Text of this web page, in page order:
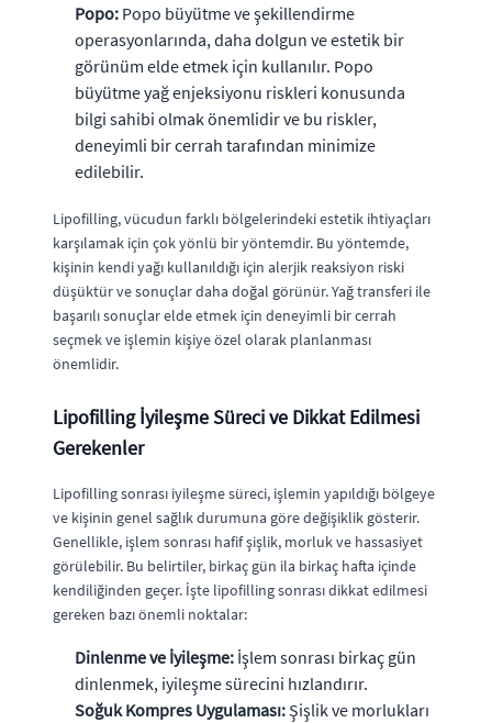
Popo: Popo büyütme ve şekillendirme
operasyonlarında, daha dolgun ve estetik bir
görünüm elde etmek için kullanılır. Popo
büyütme yağ enjeksiyonu riskleri konusunda
bilgi sahibi olmak önemlidir ve bu riskler,
deneyimli bir cerrah tarafından minimize
edilebilir.
Lipofilling, vücudun farklı bölgelerindeki estetik ihtiyaçları
karşılamak için çok yönlü bir yöntemdir. Bu yöntemde,
kişinin kendi yağı kullanıldığı için alerjik reaksiyon riski
düşüktür ve sonuçlar daha doğal görünür. Yağ transferi ile
başarılı sonuçlar elde etmek için deneyimli bir cerrah
seçmek ve işlemin kişiye özel olarak planlanması
önemlidir.
Lipofilling İyileşme Süreci ve Dikkat Edilmesi
Gerekenler
Lipofilling sonrası iyileşme süreci, işlemin yapıldığı bölgeye
ve kişinin genel sağlık durumuna göre değişiklik gösterir.
Genellikle, işlem sonrası hafif şişlik, morluk ve hassasiyet
görülebilir. Bu belirtiler, birkaç gün ila birkaç hafta içinde
kendiliğinden geçer. İşte lipofilling sonrası dikkat edilmesi
gereken bazı önemli noktalar:
Dinlenme ve İyileşme: İşlem sonrası birkaç gün
dinlenmek, iyileşme sürecini hızlandırır.
Soğuk Kompres Uygulaması: Şişlik ve morlukları